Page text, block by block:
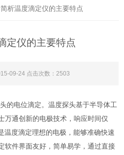
析温度滴定仪的主要特点
定仪的主要特点
09-24 点击次数：2503
的电位滴定。温度探头基于半导体工
万通创新的电极技术，响应时间仅
温度滴定理想的电极，能够准确快速
软件界面友好，简单易学，通过直接